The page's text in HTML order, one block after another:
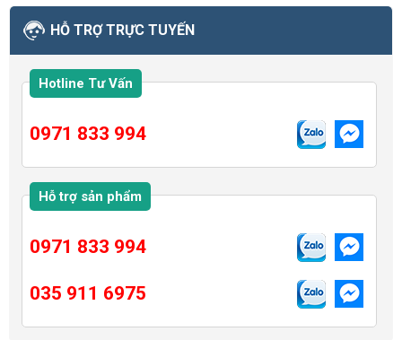
HỖ TRỢ TRỰC TUYẾN
Hotline Tư Vấn
0971 833 994
Hỗ trợ sản phẩm
0971 833 994
035 911 6975